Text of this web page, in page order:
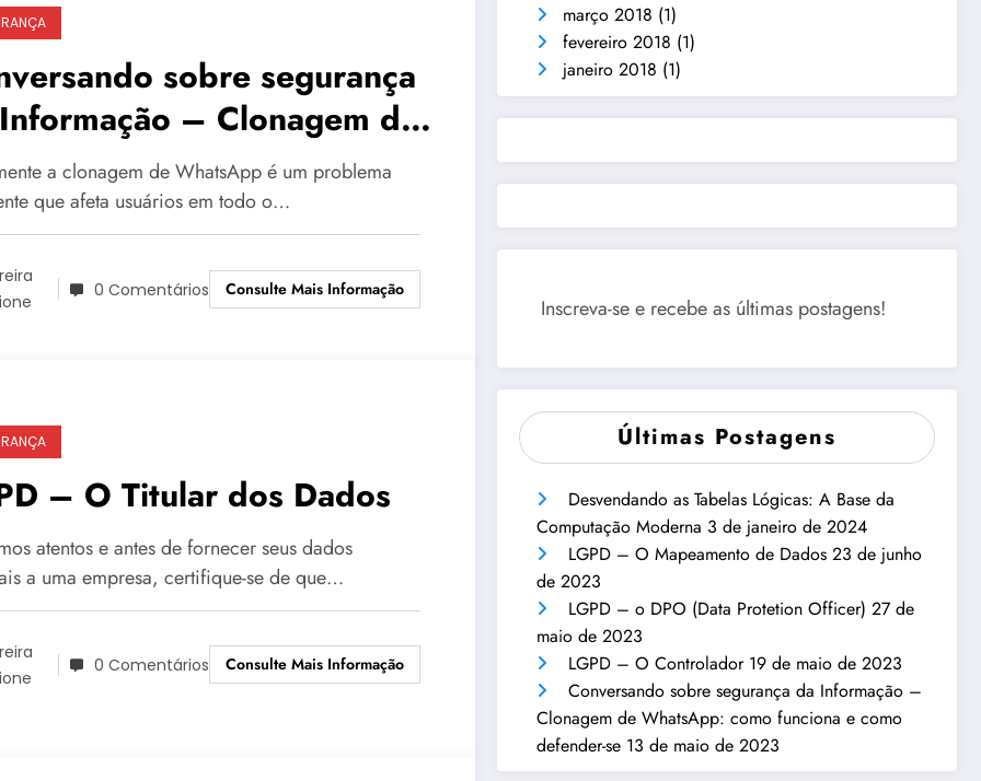
sobre segurança
– Clonagem de
como funciona e
defender-se
a clonagem de WhatsApp é um problema
que afeta usuários em todo o…
0 Comentários Consulte Mais Informação
– O Titular dos Dados
atentos e antes de fornecer seus dados
a uma empresa, certifique-se de que…
0 Comentários Consulte Mais Informação
março 2018 (1)
fevereiro 2018 (1)
janeiro 2018 (1)
Inscreva-se e recebe as últimas postagens!
Últimas Postagens
Desvendando as Tabelas Lógicas: A Base da
Computação Moderna 3 de janeiro de 2024
LGPD – O Mapeamento de Dados 23 de junho
de 2023
LGPD – o DPO (Data Protetion Officer) 27 de
maio de 2023
LGPD – O Controlador 19 de maio de 2023
Conversando sobre segurança da Informação –
Clonagem de WhatsApp: como funciona e como
defender-se 13 de maio de 2023